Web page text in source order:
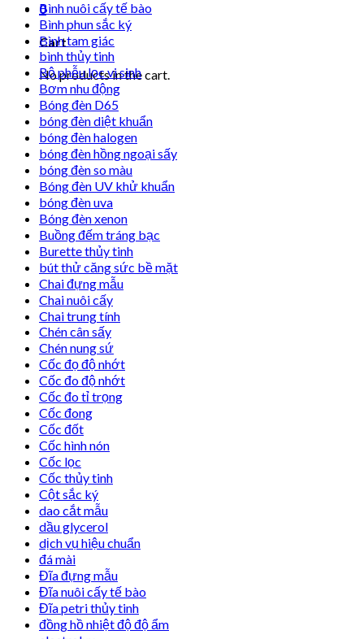
0
Cart
No products in the cart.
Bình nuôi cấy tế bào
Bình phun sắc ký
Bình tam giác
bình thủy tinh
Bộ phễu lọc vi sinh
Bơm nhu động
Bóng đèn D65
bóng đèn diệt khuẩn
bóng đèn halogen
bóng đèn hồng ngoại sấy
bóng đèn so màu
Bóng đèn UV khử khuẩn
bóng đèn uva
Bóng đèn xenon
Buồng đếm tráng bạc
Burette thủy tinh
bút thử căng sức bề mặt
Chai đựng mẫu
Chai nuôi cấy
Chai trung tính
Chén cân sấy
Chén nung sứ
Cốc đọ độ nhớt
Cốc đo độ nhớt
Cốc đo tỉ trọng
Cốc đong
Cốc đốt
Cốc hình nón
Cốc lọc
Cốc thủy tinh
Cột sắc ký
dao cắt mẫu
dầu glycerol
dịch vụ hiệu chuẩn
đá mài
Đĩa đựng mẫu
Đĩa nuôi cấy tế bào
Đĩa petri thủy tinh
đồng hồ nhiệt độ độ ẩm